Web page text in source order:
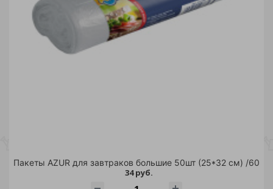
Пакеты AZUR для завтраков большие 50шт (25*32 см) /60
34 руб.